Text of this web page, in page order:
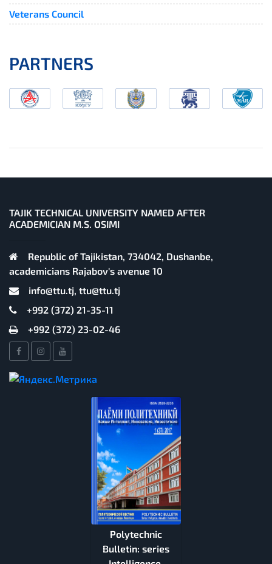
Veterans Council
PARTNERS
TAJIK TECHNICAL UNIVERSITY NAMED AFTER
ACADEMICIAN M.S. OSIMI
Republic of Tajikistan, 734042, Dushanbe,
academicians Rajabov's avenue 10
info@ttu.tj, ttu@ttu.tj
+992 (372) 21-35-11
+992 (372) 23-02-46
Polytechnic
Bulletin: series